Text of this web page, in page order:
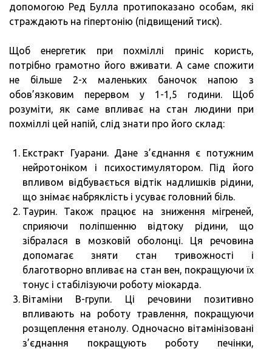
допомогою Ред Булла протипоказано особам, які
страждають на гіпертонію (підвищений тиск).
Щоб енергетик при похміллі приніс користь,
потрібно грамотно його вживати. А саме спожити
не більше 2-х маленьких баночок напою з
обов’язковим перервом у 1-1,5 години. Щоб
розуміти, як саме впливає на стан людини при
похміллі цей напій, слід знати про його склад:
Екстракт Гуарани. Дане з’єднання є потужним
нейротоніком і психостимулятором. Під його
впливом відбувається відтік надлишків рідини,
що знімає набряклість і усуває головний біль.
Таурин. Також працює на зниження мігреней,
сприяючи поліпшенню відтоку рідини, що
зібралася в мозковій оболонці. Ця речовина
допомагає зняти стан тривожності і
благотворно впливає на стан вен, покращуючи їх
тонус і стабілізуючи роботу міокарда.
Вітаміни В-групи. Ці речовини позитивно
впливають на роботу травлення, покращуючи
розщеплення етанолу. Одночасно вітамінізовані
з’єднання покращують роботу печінки,